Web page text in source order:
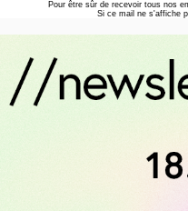
Pour être sûr de recevoir tous nos
Si ce mail ne s'affiche